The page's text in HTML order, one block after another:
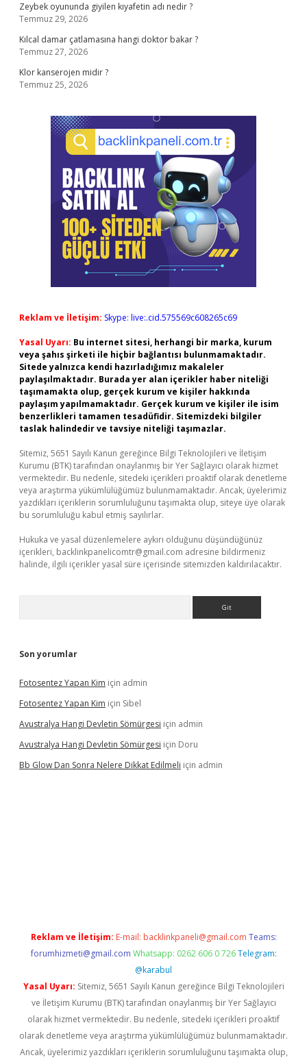
Zeybek oyununda giyilen kıyafetin adı nedir ?
Temmuz 29, 2026
Kılcal damar çatlamasına hangi doktor bakar ?
Temmuz 27, 2026
Klor kanserojen midir ?
Temmuz 25, 2026
Reklam ve İletişim: Skype: live:.cid.575569c608265c69
Yasal Uyarı: Bu internet sitesi, herhangi bir marka, kurum
veya şahıs şirketi ile hiçbir bağlantısı bulunmamaktadır.
Sitede yalnızca kendi hazırladığımız makaleler
paylaşılmaktadır. Burada yer alan içerikler haber niteliği
taşımamakta olup, gerçek kurum ve kişiler hakkında
paylaşım yapılmamaktadır. Gerçek kurum ve kişiler ile isim
benzerlikleri tamamen tesadüfidir. Sitemizdeki bilgiler
taslak halindedir ve tavsiye niteliği taşımazlar.
Sitemiz, 5651 Sayılı Kanun gereğince Bilgi Teknolojileri ve İletişim
Kurumu (BTK) tarafından onaylanmış bir Yer Sağlayıcı olarak hizmet
vermektedir. Bu nedenle, sitedeki içerikleri proaktif olarak denetleme
veya araştırma yükümlülüğümüz bulunmamaktadır. Ancak, üyelerimiz
yazdıkları içeriklerin sorumluluğunu taşımakta olup, siteye üye olarak
bu sorumluluğu kabul etmiş sayılırlar.
Hukuka ve yasal düzenlemelere aykırı olduğunu düşündüğünüz
içerikleri, backlinkpanelicomtr@gmail.com adresine bildirmeniz
halinde, ilgili içerikler yasal süre içerisinde sitemizden kaldırılacaktır.
Son yorumlar
Fotosentez Yapan Kim için admin
Fotosentez Yapan Kim için Sibel
Avustralya Hangi Devletin Sömürgesi için admin
Avustralya Hangi Devletin Sömürgesi için Doru
Bb Glow Dan Sonra Nelere Dikkat Edilmeli için admin
Reklam ve İletişim: E-mail: backlinkpaneli@gmail.com Teams:
forumhizmeti@gmail.com Whatsapp: 0262 606 0 726 Telegram:
@karabul
Yasal Uyarı: Sitemiz, 5651 Sayılı Kanun gereğince Bilgi Teknolojileri
ve İletişim Kurumu (BTK) tarafından onaylanmış bir Yer Sağlayıcı
olarak hizmet vermektedir. Bu nedenle, sitedeki içerikleri proaktif
olarak denetleme veya araştırma yükümlülüğümüz bulunmamaktadır.
Ancak, üyelerimiz yazdıkları içeriklerin sorumluluğunu taşımakta olup,